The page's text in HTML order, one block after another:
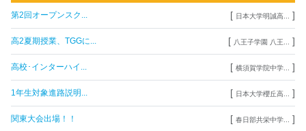
第2回オープンスク... [ 日本大学明誠高... ]
高2夏期授業、TGGに... [ 八王子学園 八王... ]
高校･インターハイ... [ 横須賀学院中学... ]
1年生対象進路説明... [ 日本大学櫻丘高... ]
関東大会出場！！ [ 春日部共栄中学... ]